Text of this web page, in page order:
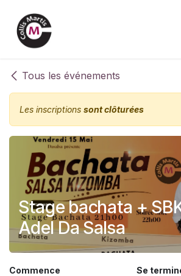
Tous les événements
Les inscriptions sont clôturées
Stage bachata +
Adel Da Salsa
Commence Se